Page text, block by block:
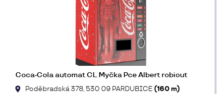
Coca-Cola automat CL Myčka Pce Albert robiout
Poděbradská 378, 530 09 PARDUBICE (160 m)